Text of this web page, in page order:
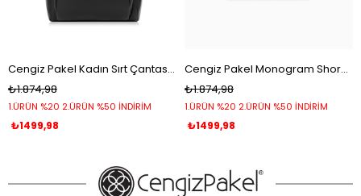
Cengiz Pakel Kadın Sırt Çantası - 7251L - Siyah
₺1.874,98
1.ÜRÜN %20 2.ÜRÜN %50 İNDİRİM
₺1499,98
Cengiz Pakel Monogram Shore Kadın Sırt Çantası 7286P-Siyah
₺1.874,98
1.ÜRÜN %20 2.ÜRÜN %50 İNDİRİM
₺1499,98